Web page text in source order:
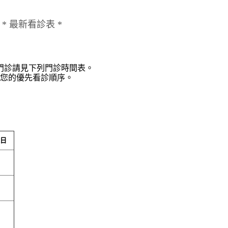
* 最新看診表 *
請見下列門診時間表。
的優先看診順序。